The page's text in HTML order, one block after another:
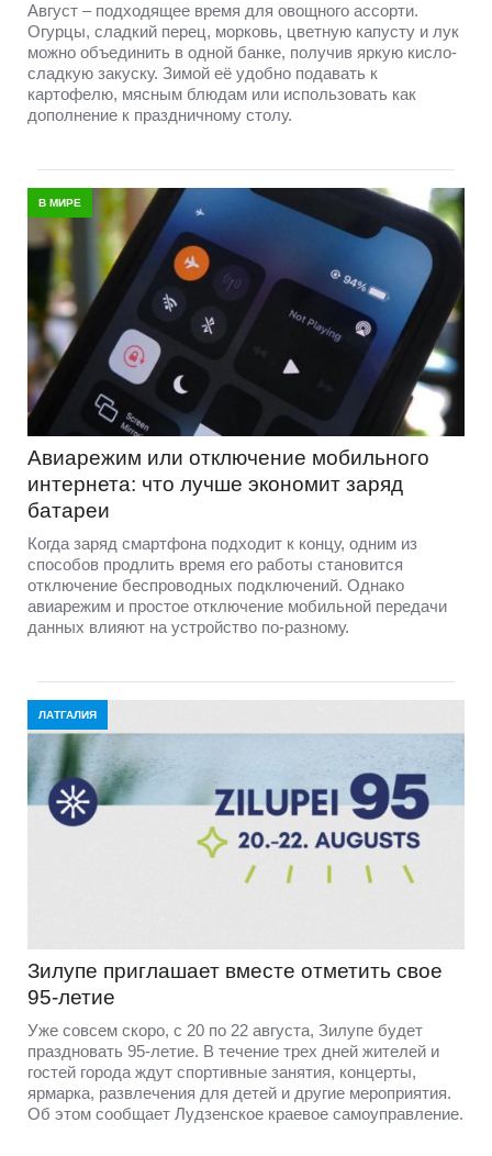
Август – подходящее время для овощного ассорти.
Огурцы, сладкий перец, морковь, цветную капусту и лук
можно объединить в одной банке, получив яркую кисло-
сладкую закуску. Зимой её удобно подавать к
картофелю, мясным блюдам или использовать как
дополнение к праздничному столу.
В МИРЕ
Авиарежим или отключение мобильного
интернета: что лучше экономит заряд
батареи
Когда заряд смартфона подходит к концу, одним из
способов продлить время его работы становится
отключение беспроводных подключений. Однако
авиарежим и простое отключение мобильной передачи
данных влияют на устройство по-разному.
ЛАТГАЛИЯ
Зилупе приглашает вместе отметить свое
95-летие
Уже совсем скоро, с 20 по 22 августа, Зилупе будет
праздновать 95-летие. В течение трех дней жителей и
гостей города ждут спортивные занятия, концерты,
ярмарка, развлечения для детей и другие мероприятия.
Об этом сообщает Лудзенское краевое самоуправление.